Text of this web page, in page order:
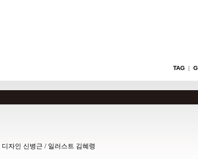
TAG
디자인 신병근 / 일러스트 김혜령